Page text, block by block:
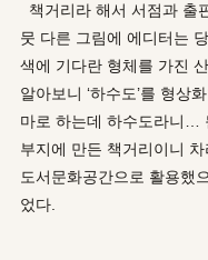
책거리라 해서 서점과 출
뭇 다른 그림에 에디터는
색에 기다란 형체를 가진
알아보니 ‘하수도’를 형상
마로 하는데 하수도라니…
부지에 만든 책거리이니
도서문화공간으로 활용했
었다.